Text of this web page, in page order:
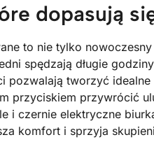
dopasują
to nie tylko
spędzają długie
pozwalają tworzyć
przyciskiem przywrócić
i czernie elektryczne
komfort i sprzyja